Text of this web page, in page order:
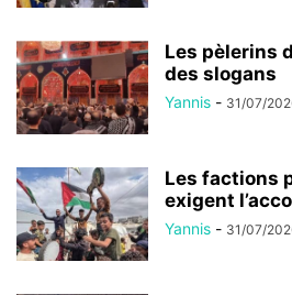
Les pèlerins
des slogans
Yannis - 31/07/
Les factions
exigent
Yannis - 31/07/